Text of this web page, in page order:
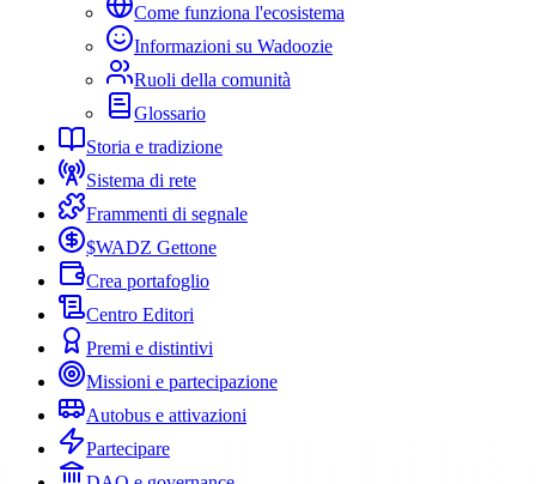
Come funziona l'ecosistema
Informazioni su Wadoozie
Ruoli della comunità
Glossario
Storia e tradizione
Sistema di rete
Frammenti di segnale
$WADZ Gettone
Crea portafoglio
Centro Editori
Premi e distintivi
Missioni e partecipazione
Autobus e attivazioni
Partecipare